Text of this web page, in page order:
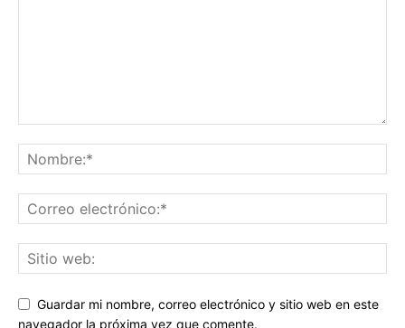
Guardar mi nombre, correo electrónico y sitio web en este
navegador la próxima vez que comente.